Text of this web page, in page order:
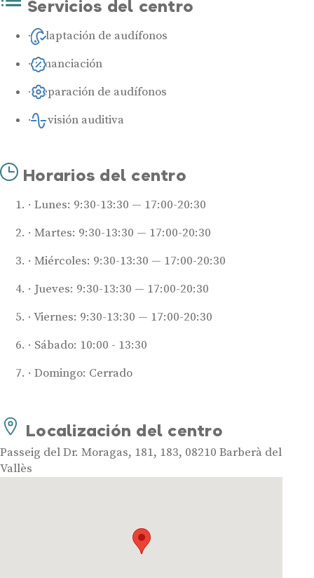
Servicios del centro
Adaptación de audífonos
Financiación
Reparación de audífonos
Revisión auditiva
Horarios del centro
Lunes: 9:30-13:30 — 17:00-20:30
Martes: 9:30-13:30 — 17:00-20:30
Miércoles: 9:30-13:30 — 17:00-20:30
Jueves: 9:30-13:30 — 17:00-20:30
Viernes: 9:30-13:30 — 17:00-20:30
Sábado: 10:00 - 13:30
Domingo: Cerrado
Localización del centro
Passeig del Dr. Moragas, 181, 183, 08210 Barberà del
Vallès
Audífonos
Mejores marcas de audífonos
Audífonos bluetooth
Audífonos potentes
Guía completa